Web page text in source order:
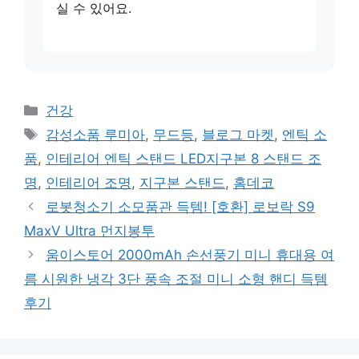
실 수 있어요.
카
테
리
건강
태
그
감성소품 루미아, 무드등, 블로그 마켓, 엔틱 소
품, 인테리어 엔틱 스탠드 LED지구본 8 스탠드 조
명, 인테리어 조명, 지구본 스탠드, 홈데코
로봇청소기 소모품관 득템! [호환] 로보락 S9
MaxV Ultra 먼지봉투
움이스토어 2000mAh 손선풍기 미니 휴대용 여
름 시원한 냉각 3단 풍속 조절 미니 소형 핸디 득템
후기